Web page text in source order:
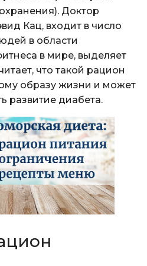
Доктор
Кац, входит в число
в области
в мире, выделяет
что такой рацион
образу жизни и может
развитие диабета.